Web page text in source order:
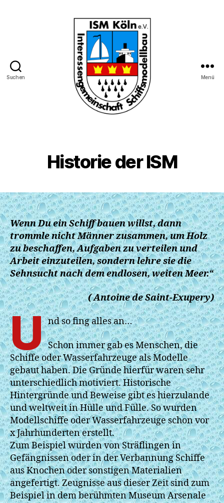
Suchen
e.V.
Menü
Historie der ISM
Wenn Du ein Schiff bauen willst, dann
trommle nicht Männer zusammen, um Holz
zu beschaffen, Aufgaben zu verteilen und
Arbeit einzuteilen, sondern lehre sie die
Sehnsucht nach dem endlosen, weiten Meer.“
( Antoine de Saint-Exupery)
U nd so fing alles an…
Schon immer gab es Menschen, die
Schiffe oder Wasserfahrzeuge als Modelle
gebaut haben. Die Gründe hierfür waren sehr
unterschiedlich motiviert. Historische
Hintergründe und Beweise gibt es hierzulande
und weltweit in Hülle und Fülle. So wurden
Modellschiffe oder Wasserfahrzeuge schon vor
x Jahrhunderten erstellt.
Zum Beispiel wurden von Sträflingen in
Gefängnissen oder in der Verbannung Schiffe
aus Knochen oder sonstigen Materialien
angefertigt. Zeugnisse aus dieser Zeit sind zum
Beispiel in dem berühmten Museum Arsenale